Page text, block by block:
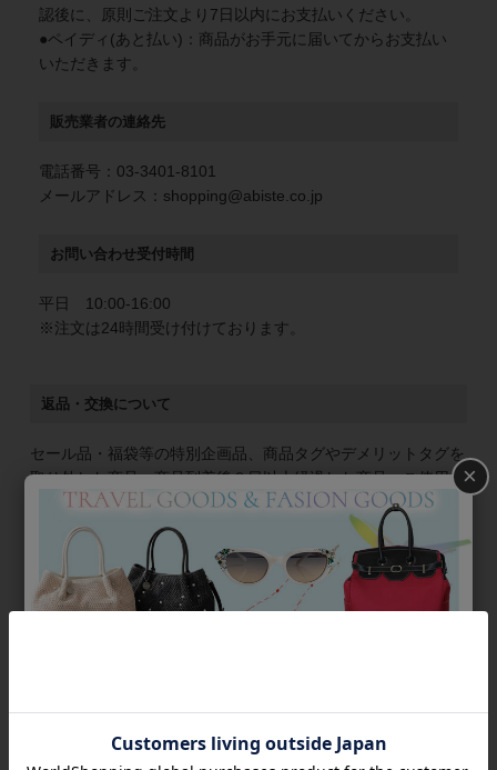
認後に、原則ご注文より7日以内にお支払いください。
●ペイディ(あと払い)：商品がお手元に届いてからお支払い
いただきます。
販売業者の連絡先
電話番号：03-3401-8101
メールアドレス：shopping@abiste.co.jp
お問い合わせ受付時間
平日 10:00-16:00
※注文は24時間受け付けております。
返品・交換について
セール品・福袋等の特別企画品、商品タグやデメリットタグを
取り外した商品、商品到着後８日以上経過した商品、ご使用に
なられた商品、明らかに故意に壊された商品の交換・返品は承
っておりません。商品を送られても返金できませんのでご注意
ください。
×